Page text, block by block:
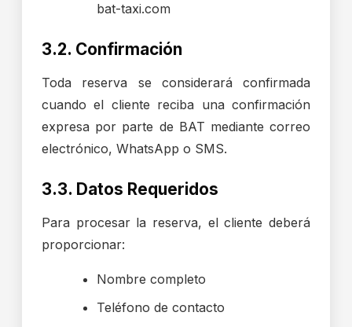
bat-taxi.com
3.2. Confirmación
Toda reserva se considerará confirmada
cuando el cliente reciba una confirmación
expresa por parte de BAT mediante correo
electrónico, WhatsApp o SMS.
3.3. Datos Requeridos
Para procesar la reserva, el cliente deberá
proporcionar:
Nombre completo
Teléfono de contacto